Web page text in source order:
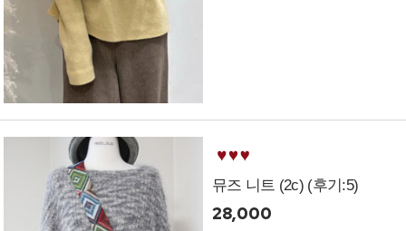
뮤즈 니트 (2c) (후기:5)
28,000